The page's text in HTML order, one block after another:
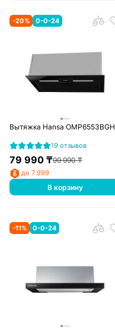
-20% 0-0-24
Вытяжка Hansa OMP6553BGH
19 отзывов
79 990₸99 990₸
до 7 999
В корзину
-11% 0-0-24